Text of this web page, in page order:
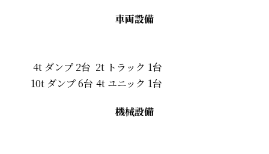
車両設備
4t ダンプ 2台 2t トラック 1台
10t ダンプ 6台 4t ユニック 1台
機械設備